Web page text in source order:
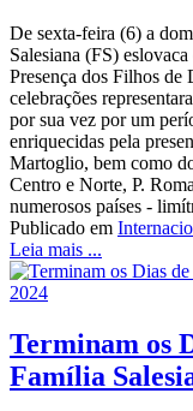
De sexta-feira (6) a
Salesiana (FS)
Presença dos Filhos
celebrações
por sua vez por um
enriquecidas pela
Martoglio, bem como
Centro e Norte, P.
numerosos países -
Publicado em
Leia mais ...
Terminam os
Família